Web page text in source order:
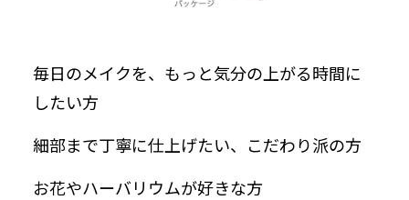
毎日のメイクを、もっと気分の上がる時間に
したい方
細部まで丁寧に仕上げたい、こだわり派の方
お花やハーバリウムが好きな方